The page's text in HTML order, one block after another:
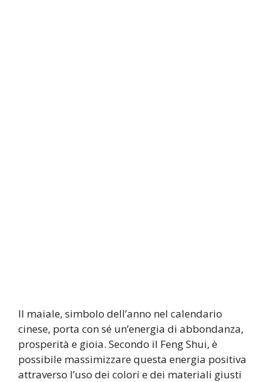
Il maiale, simbolo dell’anno nel calendario
cinese, porta con sé un’energia di abbondanza,
prosperità e gioia. Secondo il Feng Shui, è
possibile massimizzare questa energia positiva
attraverso l’uso dei colori e dei materiali giusti